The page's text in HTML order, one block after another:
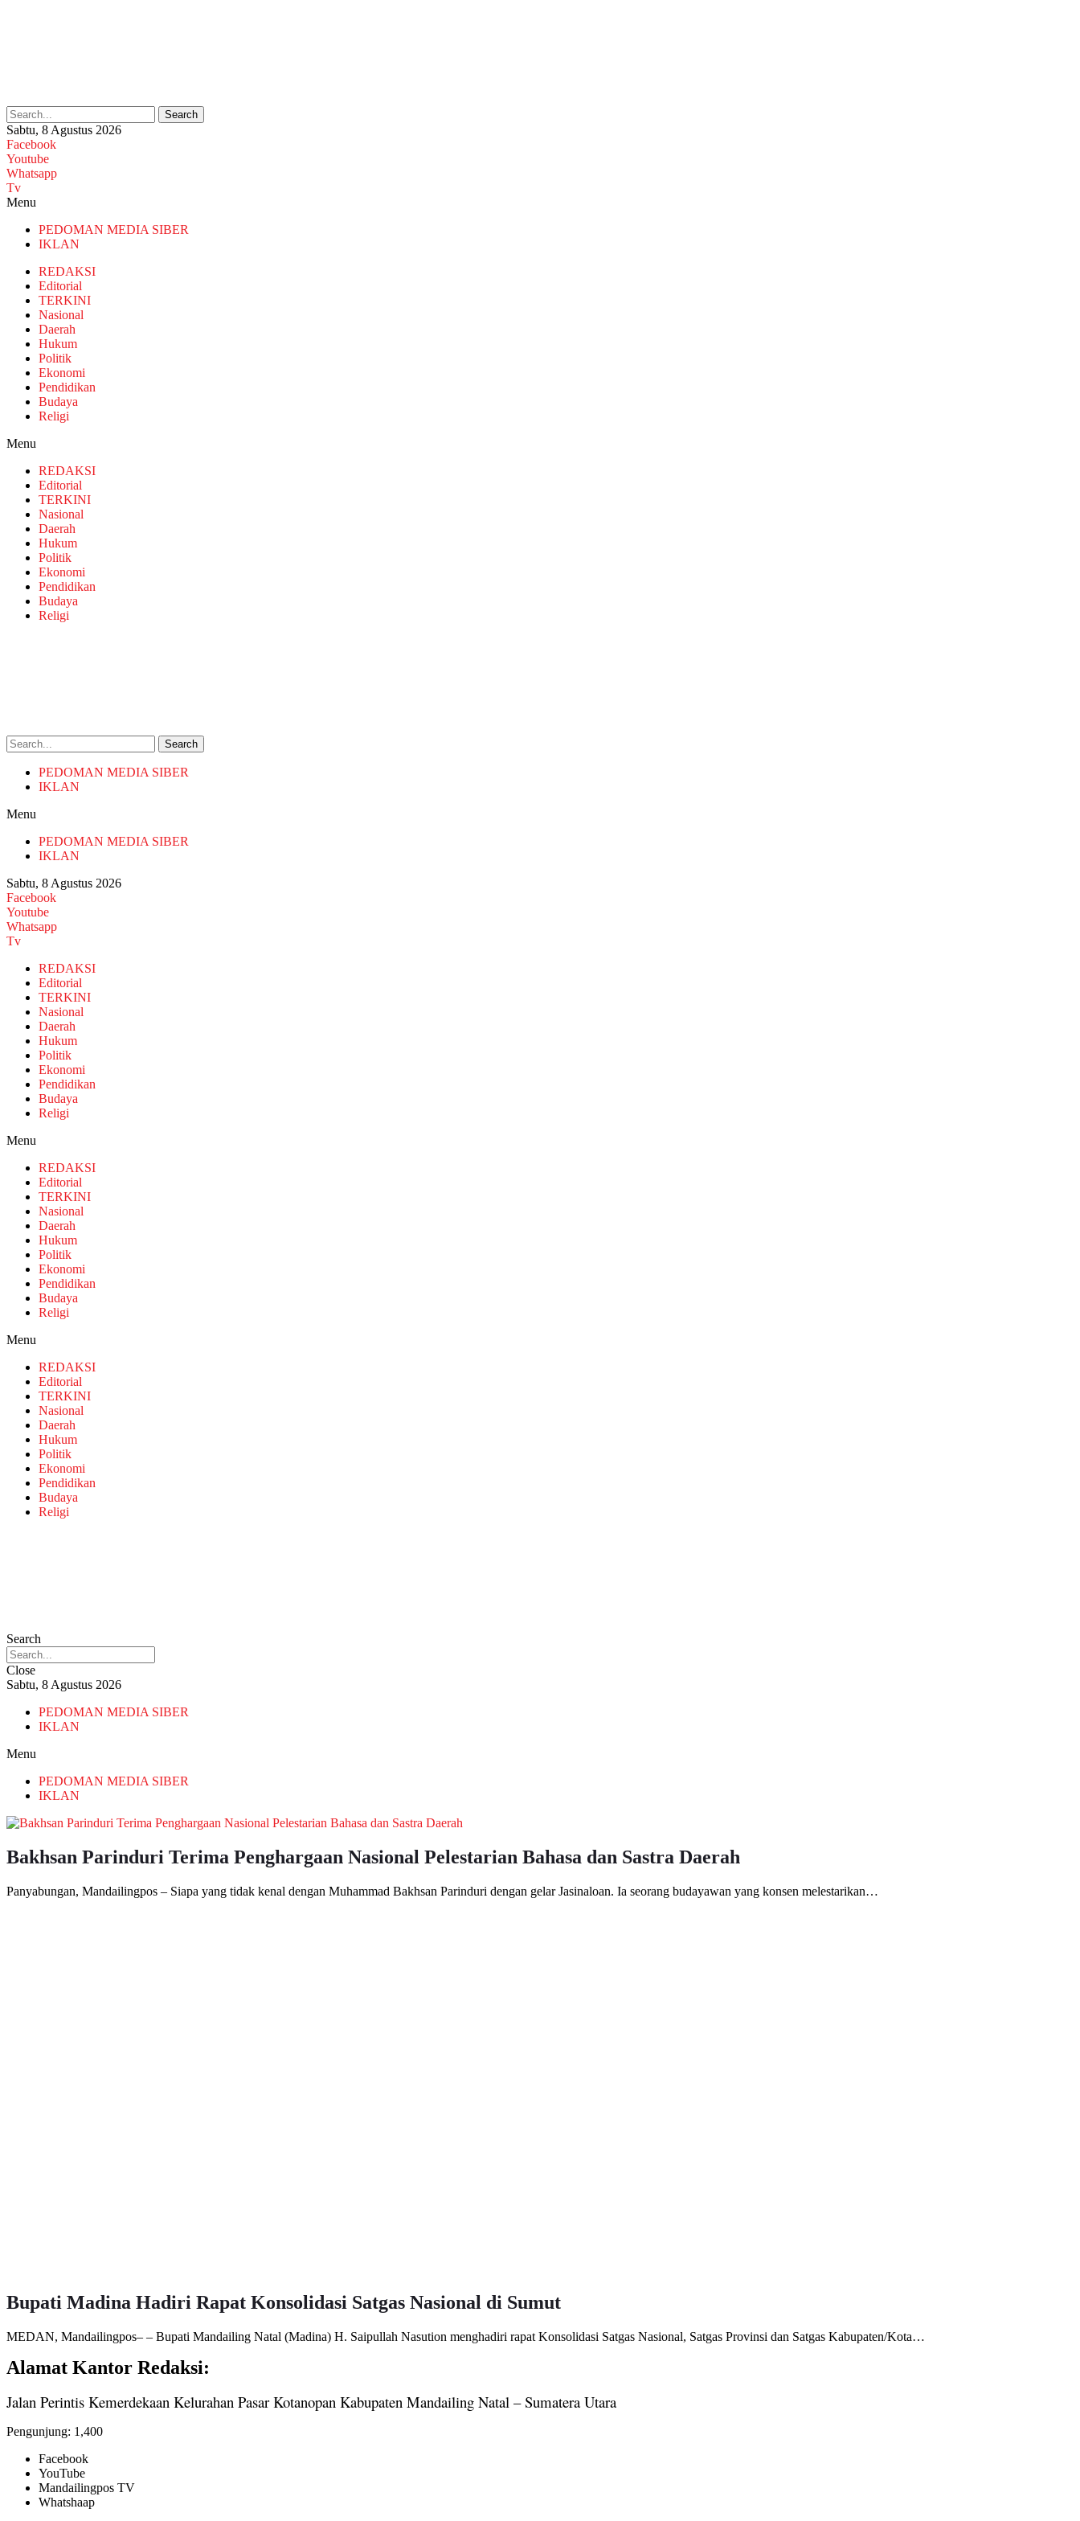
Search
Sabtu, 8 Agustus 2026
Facebook
Youtube
Whatsapp
Tv
Menu
PEDOMAN MEDIA SIBER
IKLAN
REDAKSI
Editorial
TERKINI
Nasional
Daerah
Hukum
Politik
Ekonomi
Pendidikan
Budaya
Religi
Menu
REDAKSI
Editorial
TERKINI
Nasional
Daerah
Hukum
Politik
Ekonomi
Pendidikan
Budaya
Religi
Search
PEDOMAN MEDIA SIBER
IKLAN
Menu
PEDOMAN MEDIA SIBER
IKLAN
Sabtu, 8 Agustus 2026
Facebook
Youtube
Whatsapp
Tv
REDAKSI
Editorial
TERKINI
Nasional
Daerah
Hukum
Politik
Ekonomi
Pendidikan
Budaya
Religi
Menu
REDAKSI
Editorial
TERKINI
Nasional
Daerah
Hukum
Politik
Ekonomi
Pendidikan
Budaya
Religi
Menu
REDAKSI
Editorial
TERKINI
Nasional
Daerah
Hukum
Politik
Ekonomi
Pendidikan
Budaya
Religi
Search
Close
Sabtu, 8 Agustus 2026
PEDOMAN MEDIA SIBER
IKLAN
Menu
PEDOMAN MEDIA SIBER
IKLAN
Bakhsan Parinduri Terima Penghargaan Nasional Pelestarian Bahasa dan Sastra Daerah
Panyabungan, Mandailingpos – Siapa yang tidak kenal dengan Muhammad Bakhsan Parinduri dengan gelar Jasinaloan. Ia seorang budayawan yang konsen melestarikan…
Bupati Madina Hadiri Rapat Konsolidasi Satgas Nasional di Sumut
MEDAN, Mandailingpos– – Bupati Mandailing Natal (Madina) H. Saipullah Nasution menghadiri rapat Konsolidasi Satgas Nasional, Satgas Provinsi dan Satgas Kabupaten/Kota…
Alamat Kantor Redaksi:
Jalan Perintis Kemerdekaan Kelurahan Pasar Kotanopan Kabupaten Mandailing Natal – Sumatera Utara
Pengunjung: 1,400
Facebook
YouTube
Mandailingpos TV
Whatshaap